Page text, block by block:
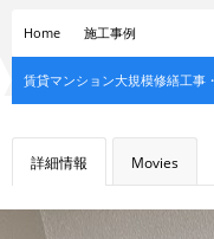
Home 施工事例
賃貸マンション大規模修繕工事
詳細情報 Movies